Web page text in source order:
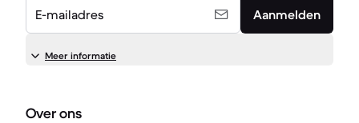
E-mailadres Aanmelden
Meer informatie
Over ons